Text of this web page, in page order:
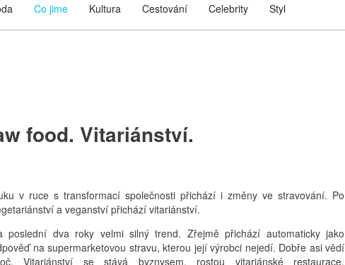
Co jime Kultura Cestování Celebrity Styl
food. Vitariánství.
v ruce s transformací společnosti přichází i změny ve stravování. Po
a veganství přichází vitariánství.
poslední dva roky velmi silný trend. Zřejmě přichází automaticky jako
na supermarketovou stravu, kterou její výrobci nejedí. Dobře asi vědí
Vitariánství se stává byznysem, rostou vitariánské restaurace.